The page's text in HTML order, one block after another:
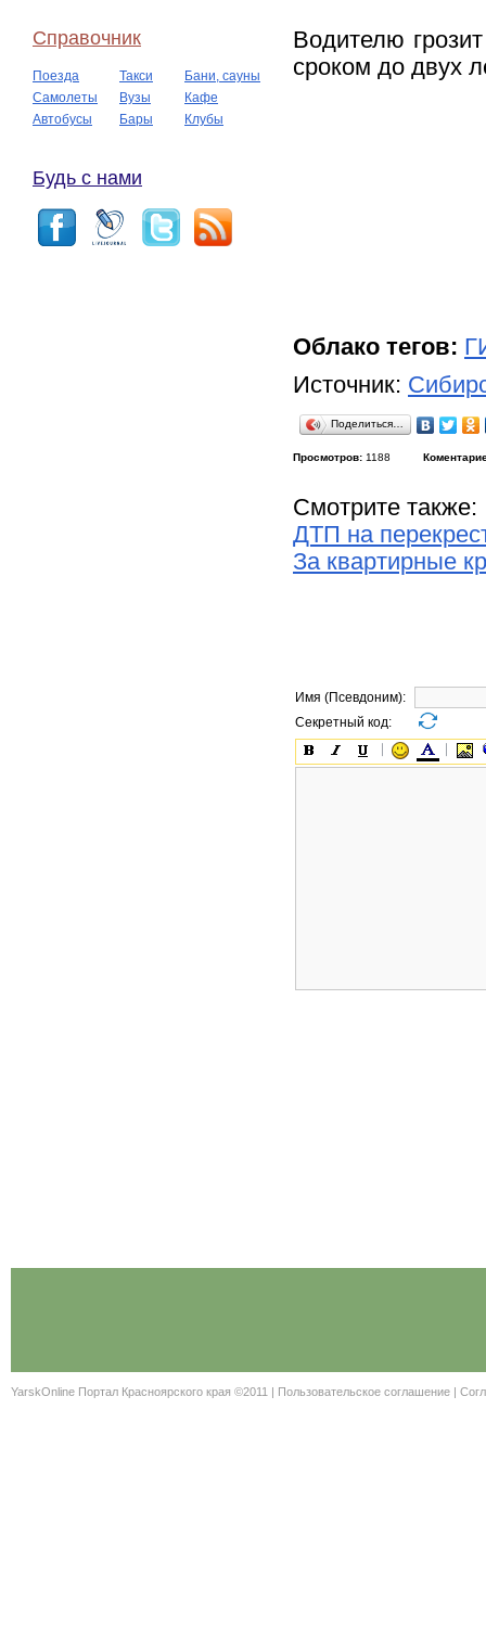
Справочник
Поезда Такси
Бани, сауны
Самолеты
Вузы
Кафе
Автобусы
Бары Клубы
Будь с нами
Водителю
сроком до двух
Облако тегов:
Источник:
Поделиться…
Просмотров: 1188
Смотрите также:
ДТП на
За квартирные
Имя (Псевдоним):
Секретный код:
YarskOnline Портал Красноярского края ©2011 | Пользовательское соглашение |